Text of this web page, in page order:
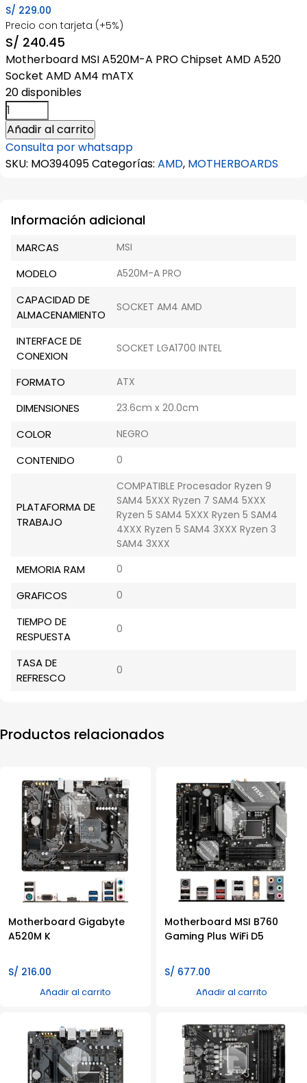
S/ 229.00
Precio con tarjeta (+5%)
S/ 240.45
Motherboard MSI A520M-A PRO Chipset AMD A520
Socket AMD AM4 mATX
20 disponibles
Motherboard
MSI
A520M-
A
Añadir al carrito
Consulta por whatsapp
SKU: MO394095Categorías: AMD, MOTHERBOARDS
Información adicional
MARCAS MSI
MODELO A520M-A PRO
CAPACIDAD DE
ALMACENAMIENTO
SOCKET AM4 AMD
INTERFACE DE
CONEXION
SOCKET LGA1700 INTEL
FORMATO ATX
DIMENSIONES 23.6cm x 20.0cm
COLOR NEGRO
CONTENIDO 0
PLATAFORMA DE
TRABAJO
COMPATIBLE Procesador Ryzen 9
SAM4 5XXX Ryzen 7 SAM4 5XXX
Ryzen 5 SAM4 5XXX Ryzen 5 SAM4
4XXX Ryzen 5 SAM4 3XXX Ryzen 3
SAM4 3XXX
MEMORIA RAM 0
GRAFICOS 0
TIEMPO DE
RESPUESTA
0
TASA DE
REFRESCO
0
Productos relacionados
Motherboard Gigabyte
A520M K
S/ 216.00
Añadir al carrito
Motherboard MSI B760
Gaming Plus WiFi D5
S/ 677.00
Añadir al carrito